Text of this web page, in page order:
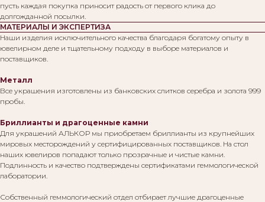
пусть каждая покупка приносит радость от первого клика до
долгожданной посылки.
МАТЕРИАЛЫ И ЭКСПЕРТИЗА
Наши изделия исключительного качества благодаря богатому опыту в
ювелирном деле и тщательному подходу в выборе материалов и
поставщиков.
Металл
Все украшения изготовлены из банковских слитков серебра и золота 999
пробы.
Бриллианты и драгоценные камни
Для украшений АЛЬКОР мы приобретаем бриллианты из крупнейших
мировых месторождений у сертифицированных поставщиков. На стол
наших ювелиров попадают только прозрачные и чистые камни.
Подлинность и качество подтверждены сертификатами геммологической
лаборатории.
Собственный геммологический отдел отбирает лучшие драгоценные